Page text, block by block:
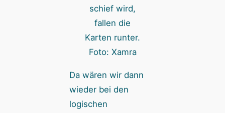
schief wird,
fallen die
Karten runter.
Foto: Xamra
Da wären wir dann
wieder bei den
logischen